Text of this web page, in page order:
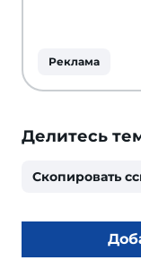
Реклама
Делитесь
Скопировать